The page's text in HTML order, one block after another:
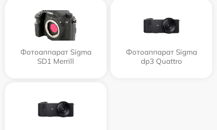
Фотоаппарат Sigma
SD1 Merrill
Фотоаппарат Sigma
dp3 Quattro